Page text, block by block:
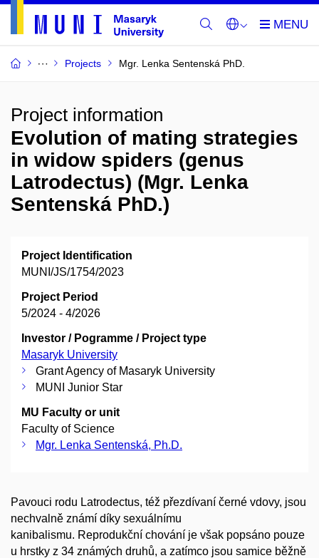
Projects Mgr. Lenka Sentenská PhD.
Project information
Evolution of mating strategies
in widow spiders (genus
Latrodectus) (Mgr. Lenka
Sentenská PhD.)
Project Identification
MUNI/JS/1754/2023
Project Period
5/2024 - 4/2026
Investor / Pogramme / Project type
Masaryk University
Grant Agency of Masaryk University
MUNI Junior Star
MU Faculty or unit
Faculty of Science
Mgr. Lenka Sentenská, Ph.D.
Pavouci rodu Latrodectus, též přezdívaní černé vdovy, jsou
nechvalně známí díky sexuálnímu
kanibalismu. Reprodukční chování je však popsáno pouze
u hrstky z 34 známých druhů, a zatímco jsou samice běžně